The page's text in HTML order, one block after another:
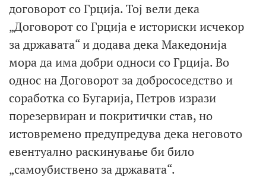
договорот со Грција. Тој вели дека
„Договорот со Грција е историски исчекор
за државата“ и додава дека Македонија
мора да има добри односи со Грција. Во
однос на Договорот за добрососедство и
соработка со Бугарија, Петров изрази
порезервиран и покритички став, но
истовремено предупредува дека неговото
евентуално раскинување би било
„самоубиствено за државата“.